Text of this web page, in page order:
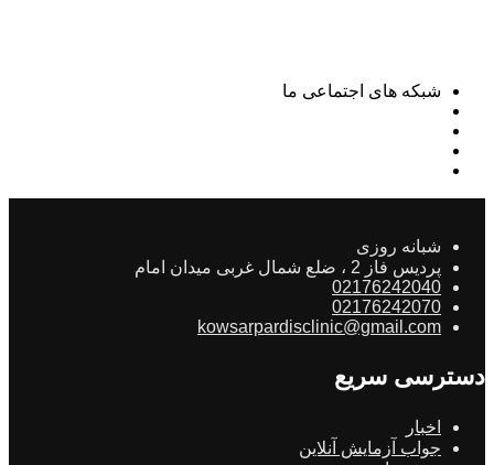
شبکه های اجتماعی ما
شبانه روزی
پردیس فاز 2 ، ضلع شمال غربی میدان امام
02176242040
02176242070
kowsarpardisclinic@gmail.com
دسترسی سریع
اخبار
جواب آزمایش آنلاین